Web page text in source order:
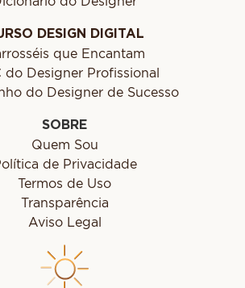
DESIGN DIGITAL
que Encantam
do Designer Profissional
do Designer de Sucesso
SOBRE
Quem Sou
de Privacidade
Termos de Uso
Transparência
Aviso Legal